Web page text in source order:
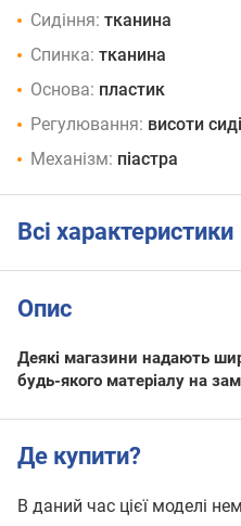
Сидіння: тканина
Спинка: тканина
Основа: пластик
Регулювання: висоти
Механізм: піастра
Всі характеристики
Опис
Деякі магазини надають
будь-якого матеріалу на
Де купити?
В даний час цієї моделі